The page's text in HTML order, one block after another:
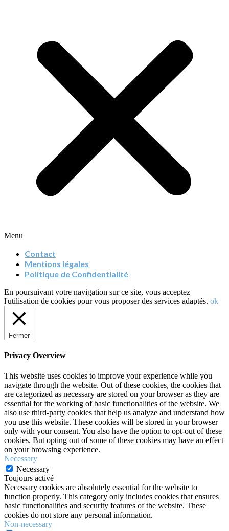
Menu
Contact
Mentions légales
Politique de Confidentialité
En poursuivant votre navigation sur ce site, vous acceptez
l'utilisation de cookies pour vous proposer des services adaptés. ok
Fermer
Privacy Overview
This website uses cookies to improve your experience while you
navigate through the website. Out of these cookies, the cookies that
are categorized as necessary are stored on your browser as they are
essential for the working of basic functionalities of the website. We
also use third-party cookies that help us analyze and understand how
you use this website. These cookies will be stored in your browser
only with your consent. You also have the option to opt-out of these
cookies. But opting out of some of these cookies may have an effect
on your browsing experience.
Necessary
Necessary
Toujours activé
Necessary cookies are absolutely essential for the website to
function properly. This category only includes cookies that ensures
basic functionalities and security features of the website. These
cookies do not store any personal information.
Non-necessary